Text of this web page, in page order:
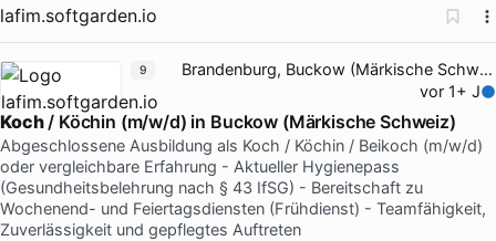
lafim.softgarden.io
Brandenburg, Buckow (Märkische Schweiz)
vor 1+ J
Koch/ Köchin (m/w/d) in Buckow (Märkische Schweiz)
Abgeschlossene Ausbildung als Koch / Köchin / Beikoch (m/w/d)
oder vergleichbare Erfahrung - Aktueller Hygienepass
(Gesundheitsbelehrung nach § 43 IfSG) - Bereitschaft zu
Wochenend- und Feiertagsdiensten (Frühdienst) - Teamfähigkeit,
Zuverlässigkeit und gepflegtes Auftreten
9